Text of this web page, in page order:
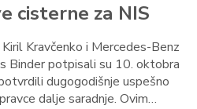
cisterne za NIS
Kravčenko i Mercedes-Benz
Binder potpisali su 10. oktobra
dugogodišnje uspešno
dalje saradnje. Ovim…